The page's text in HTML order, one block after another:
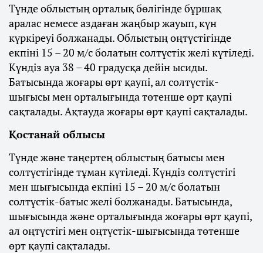
Түнде облыстың орталық бөлігінде бұршақ
аралас немесе аздаған жаңбыр жауып, күн
күркіреуі болжанады. Облыстың оңтүстігінде
екпіні 15 – 20 м/с болатын солтүстік желі күтіледі.
Күндіз ауа 38 – 40 градусқа дейін ысиды.
Батысында жоғары өрт қаупі, ал солтүстік-
шығысы мен орталығында төтенше өрт қаупі
сақталады. Ақтауда жоғары өрт қаупі сақталады.
Қостанай облысы
Түнде және таңертең облыстың батысы мен
солтүстігінде тұман күтіледі. Күндіз солтүстігі
мен шығысында екпіні 15 – 20 м/с болатын
солтүстік-батыс желі болжанады. Батысында,
шығысында және орталығында жоғары өрт қаупі,
ал оңтүстігі мен оңтүстік-шығысында төтенше
өрт қаупі сақталады.